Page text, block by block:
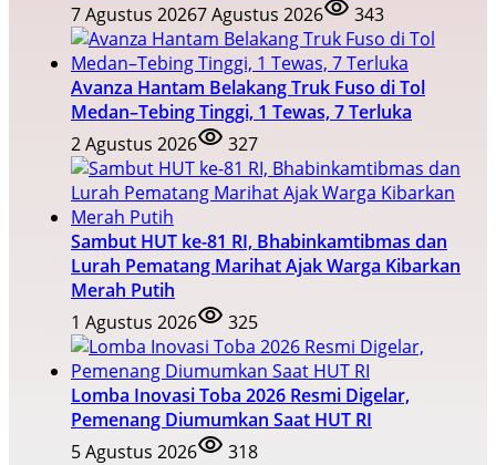
7 Agustus 20267 Agustus 2026 343
Avanza Hantam Belakang Truk Fuso di Tol
Medan–Tebing Tinggi, 1 Tewas, 7 Terluka
2 Agustus 2026
327
Sambut HUT ke-81 RI, Bhabinkamtibmas dan
Lurah Pematang Marihat Ajak Warga Kibarkan
Merah Putih
1 Agustus 2026
325
Lomba Inovasi Toba 2026 Resmi Digelar,
Pemenang Diumumkan Saat HUT RI
5 Agustus 2026
318